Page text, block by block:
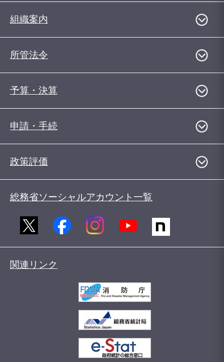
組織案内
所管法令
予算・決算
申請・手続
政策評価
総務省ソーシャルアカウント一覧
関連リンク